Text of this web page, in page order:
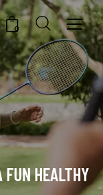
0
HEALTHY